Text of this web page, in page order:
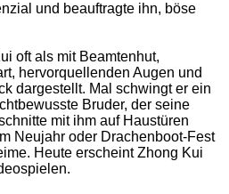
und beauftragte ihn, böse
oft als mit Beamtenhut,
hervorquellenden Augen und
dargestellt. Mal schwingt er ein
Bruder, der seine
mit ihm auf Haustüren
Neujahr oder Drachenboot-Fest
Heute erscheint Zhong Kui